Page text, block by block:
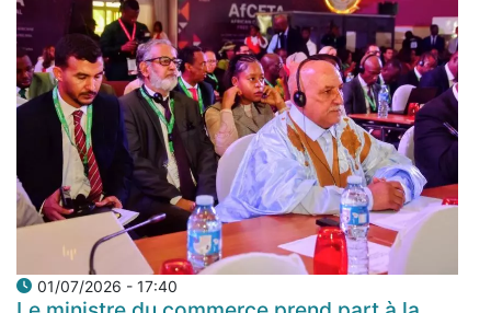
01/07/2026 - 17:40